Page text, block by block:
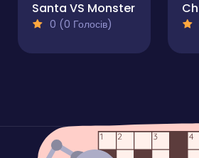
Santa VS Monster
0 (0 Голосів)